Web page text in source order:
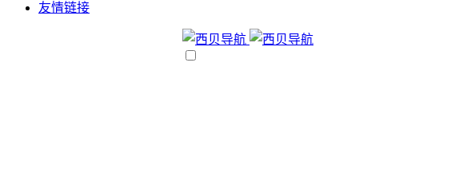
友情链接